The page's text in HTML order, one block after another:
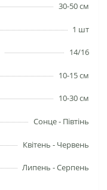
30-50 см
1 шт
14/16
10-15 см
10-30 см
Сонце - Півтінь
Квітень - Червень
Липень - Серпень